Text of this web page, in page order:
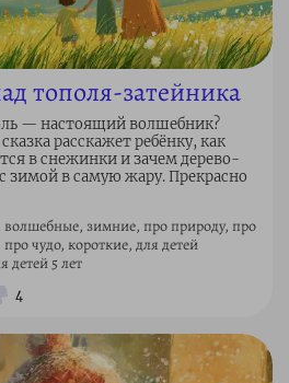
тополя-затейника
— настоящий волшебник?
расскажет ребёнку, как
в снежинки и зачем дерево-
зимой в самую жару. Прекрасно
волшебные, зимние, про природу, про
чудо, короткие, для детей
детей 5 лет
4